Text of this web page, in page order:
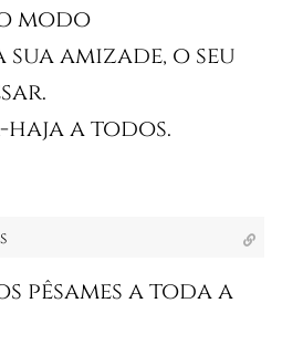
modo
amizade, o seu
haja a todos.
pêsames a toda a